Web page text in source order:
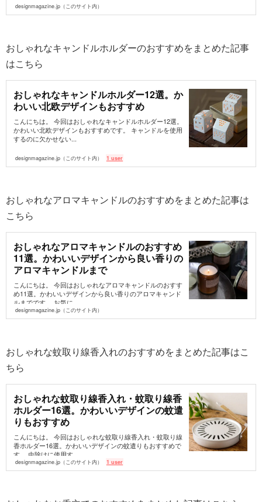
designmagazine.jp（このサイト内）
おしゃれなキャンドルホルダーのおすすめをまとめた記事
はこちら
おしゃれなキャンドルホルダー12選。か
わいい北欧デザインもおすすめ
こんにちは。 今回はおしゃれなキャンドルホルダー12選。
かわいい北欧デザインもおすすめです。 キャンドルを使用
するのに欠かせない...
designmagazine.jp（このサイト内） 1 user
おしゃれなアロマキャンドルのおすすめをまとめた記事は
こちら
おしゃれなアロマキャンドルのおすすめ
11選。かわいいデザインから良い香りの
アロマキャンドルまで
こんにちは。 今回はおしゃれなアロマキャンドルのおすす
め11選。かわいいデザインから良い香りのアロマキャンド
ルまでです。 お気に...
designmagazine.jp（このサイト内）
おしゃれな蚊取り線香入れのおすすめをまとめた記事はこ
ちら
おしゃれな蚊取り線香入れ・蚊取り線香
ホルダー16選。かわいいデザインの蚊遣
りもおすすめ
こんにちは。 今回はおしゃれな蚊取り線香入れ・蚊取り線
香ホルダー16選。かわいいデザインの蚊遣りもおすすめで
す。 虫除けに使用す...
designmagazine.jp（このサイト内） 1 user